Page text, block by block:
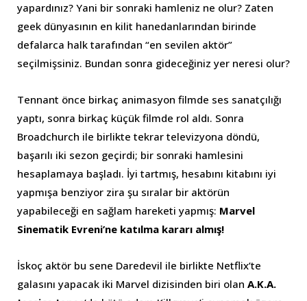
yapardınız? Yani bir sonraki hamleniz ne olur? Zaten
geek dünyasının en kilit hanedanlarından birinde
defalarca halk tarafından “en sevilen aktör”
seçilmişsiniz. Bundan sonra gideceğiniz yer neresi olur?
Tennant önce birkaç animasyon filmde ses sanatçılığı
yaptı, sonra birkaç küçük filmde rol aldı. Sonra
Broadchurch ile birlikte tekrar televizyona döndü,
başarılı iki sezon geçirdi; bir sonraki hamlesini
hesaplamaya başladı. İyi tartmış, hesabını kitabını iyi
yapmışa benziyor zira şu sıralar bir aktörün
yapabileceği en sağlam hareketi yapmış: Marvel
Sinematik Evreni’ne katılma kararı almış!
İskoç aktör bu sene Daredevil ile birlikte Netflix’te
galasını yapacak iki Marvel dizisinden biri olan A.K.A.